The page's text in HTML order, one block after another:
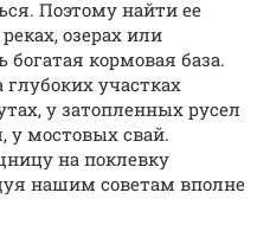
Поэтому найти ее
озерах или
богатая кормовая база.
участках
у затопленных русел
у мостовых свай.
на поклевку
нашим советам вполне